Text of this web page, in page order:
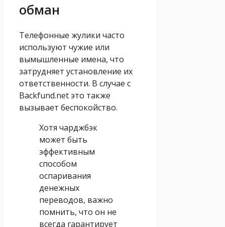
обман
Телефонные жулики часто
используют чужие или
вымышленные имена, что
затрудняет установление их
ответственности. В случае с
Backfund.net это также
вызывает беспокойство.
Хотя чарджбэк
может быть
эффективным
способом
оспаривания
денежных
переводов, важно
помнить, что он не
всегда гарантирует